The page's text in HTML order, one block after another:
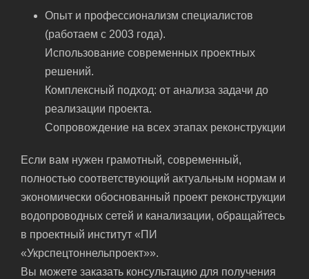
Опыт и профессионализм специалистов
(работаем с 2003 года).
Использование современных проектных
решений.
Комплексный подход: от анализа задачи до
реализации проекта.
Сопровождение на всех этапах реконструкции
Если вам нужен грамотный, современный,
полностью соответствующий актуальным нормам и
экономически обоснованный проект реконструкции
водопроводных сетей и канализации, обращайтесь
в проектный институт «ПИ
«Укрспецтоннельпроект»».
Вы можете заказать консультацию для получения